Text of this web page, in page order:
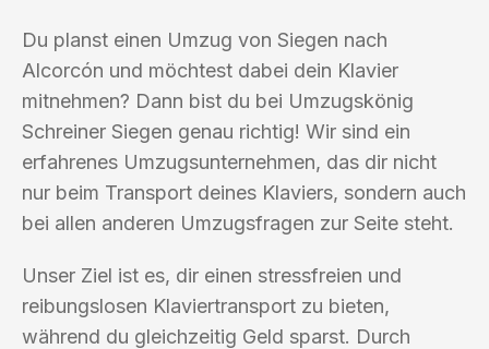
Du planst einen Umzug von Siegen nach
Alcorcón und möchtest dabei dein Klavier
mitnehmen? Dann bist du bei Umzugskönig
Schreiner Siegen genau richtig! Wir sind ein
erfahrenes Umzugsunternehmen, das dir nicht
nur beim Transport deines Klaviers, sondern auch
bei allen anderen Umzugsfragen zur Seite steht.
Unser Ziel ist es, dir einen stressfreien und
reibungslosen Klaviertransport zu bieten,
während du gleichzeitig Geld sparst. Durch